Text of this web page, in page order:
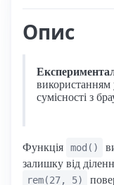
Опис
використанням
сумісності з
Функція mod()
залишку від
rem(27, 5)